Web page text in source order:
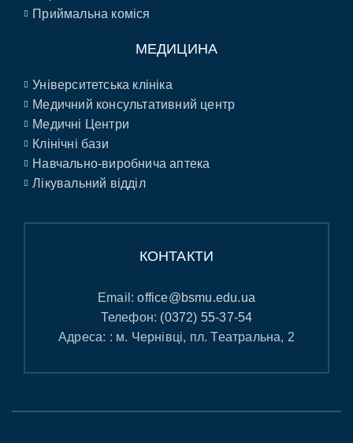
Приймальна коміся
МЕДИЦИНА
Університетська клініка
Медичний консультативний центр
Медичні Центри
Клінічні бази
Навчально-виробнича аптека
Лікувальний відділ
КОНТАКТИ
Email:office@bsmu.edu.ua
Телефон: (0372) 55-37-54
Адреса: : м. Чернівці, пл. Театральна, 2